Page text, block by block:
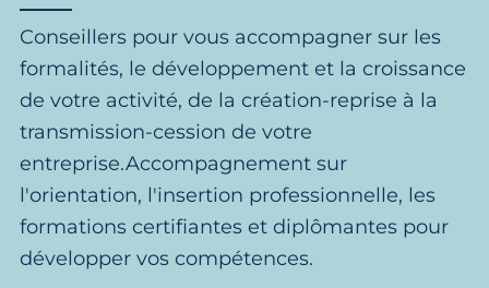
Conseillers pour vous accompagner sur les
formalités, le développement et la croissance
de votre activité, de la création-reprise à la
transmission-cession de votre
entreprise.Accompagnement sur
l'orientation, l'insertion professionnelle, les
formations certifiantes et diplômantes pour
développer vos compétences.